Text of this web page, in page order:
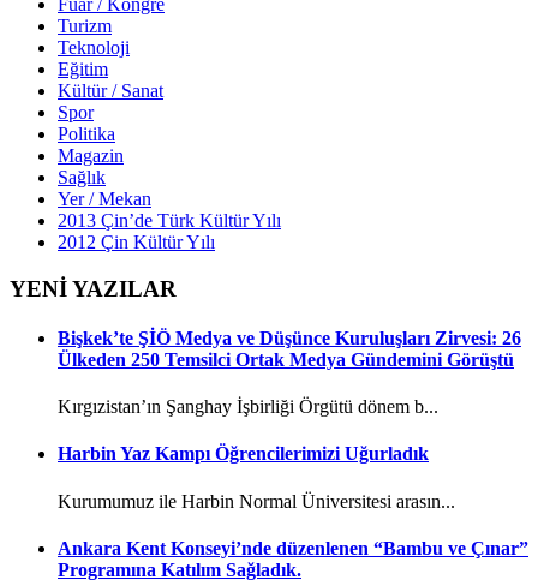
Fuar / Kongre
Turizm
Teknoloji
Eğitim
Kültür / Sanat
Spor
Politika
Magazin
Sağlık
Yer / Mekan
2013 Çin’de Türk Kültür Yılı
2012 Çin Kültür Yılı
YENİ YAZILAR
Bişkek’te ŞİÖ Medya ve Düşünce Kuruluşları Zirvesi: 26
Ülkeden 250 Temsilci Ortak Medya Gündemini Görüştü
Kırgızistan’ın Şanghay İşbirliği Örgütü dönem b...
Harbin Yaz Kampı Öğrencilerimizi Uğurladık
Kurumumuz ile Harbin Normal Üniversitesi arasın...
Ankara Kent Konseyi’nde düzenlenen “Bambu ve Çınar”
Programına Katılım Sağladık.